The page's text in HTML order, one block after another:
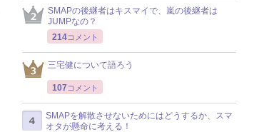
SMAPの後継者はキスマイで、嵐の後継者は
JUMPなの？
214コメント
三宅健について語ろう
107 コメント
SMAPを解散させないためにはどうするか、スマ
オタが懸命に考える！